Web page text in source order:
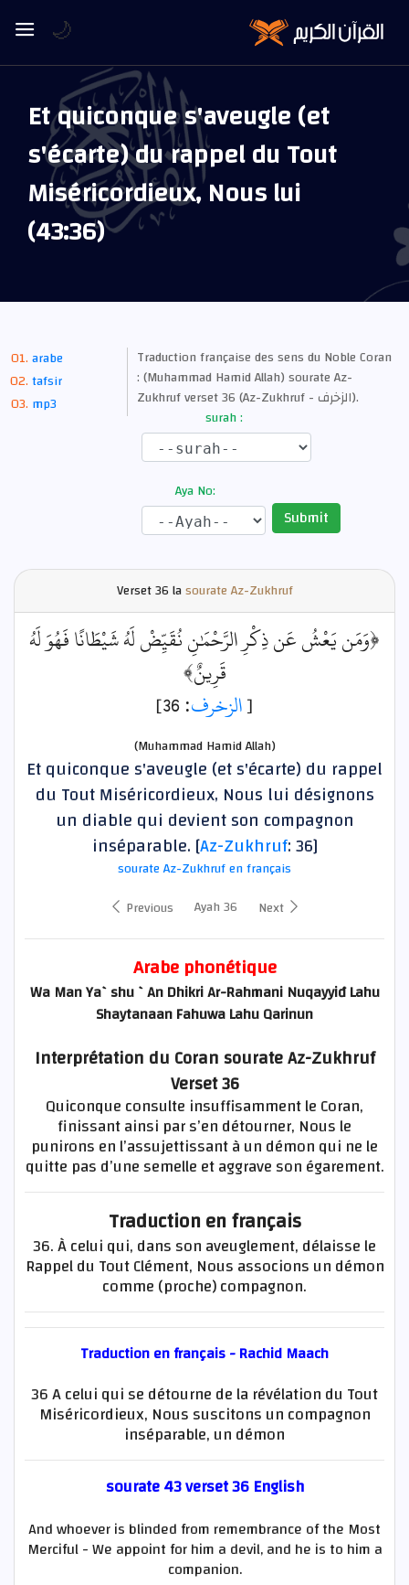
Et quiconque s'aveugle (et
s'écarte) du rappel du Tout
Miséricordieux, Nous lui
(43:36)
arabe
tafsir
mp3
Traduction française des sens du Noble Coran
: (Muhammad Hamid Allah) sourate Az-
Zukhruf verset 36 (Az-Zukhruf - الزخرف).
surah :
Aya No:
Submit
Verset36 lasourate Az-Zukhruf
﴿وَمَن يَعْشُ عَن ذِكْرِ الرَّحْمَٰنِ نُقَيِّضْ لَهُ شَيْطَانًا فَهُوَ لَهُ
قَرِينٌ﴾
[الزخرف: 36]
(Muhammad Hamid Allah)
Et quiconque s'aveugle (et s'écarte) du rappel
du Tout Miséricordieux, Nous lui désignons
un diable qui devient son compagnon
inséparable. [Az-Zukhruf: 36]
sourate Az-Zukhruf en français
Previous
Ayah 36 Next
Arabe phonétique
Wa Man Ya`shu `An Dhikri Ar-Rahmani Nuqayyiđ Lahu
Shaytanaan Fahuwa Lahu Qarinun
Interprétation du Coran sourate Az-Zukhruf
Verset 36
Quiconque consulte insuffisamment le Coran,
finissant ainsi par s’en détourner, Nous le
punirons en l’assujettissant à un démon qui ne le
quitte pas d’une semelle et aggrave son égarement.
Traduction en français
36. À celui qui, dans son aveuglement, délaisse le
Rappel du Tout Clément, Nous associons un démon
comme (proche) compagnon.
Traduction en français - Rachid Maach
36 A celui qui se détourne de la révélation du Tout
Miséricordieux, Nous suscitons un compagnon
inséparable, un démon
sourate 43 verset 36 English
And whoever is blinded from remembrance of the Most
Merciful - We appoint for him a devil, and he is to him a
companion.
🌙